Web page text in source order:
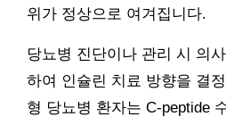
위가 정상으로 여겨집니다.
당뇨병 진단이나 관리 시 의
하여 인슐린 치료 방향을 결
형 당뇨병 환자는 C-peptide